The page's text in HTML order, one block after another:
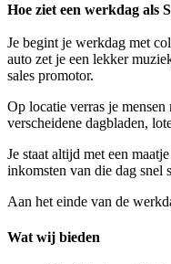
Hoe ziet een werkdag als
Je begint je werkdag met
auto zet je een lekker
sales promotor.
Op locatie verras je
verscheidene dagbladen,
Je staat altijd met een
inkomsten van die dag snel
Aan het einde van de
Wat wij bieden